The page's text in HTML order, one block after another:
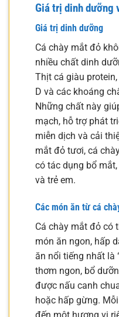
Giá trị dinh dưỡng
Giá trị dinh dưỡng
Cá chày mắt đỏ
nhiều chất dinh
Thịt cá giàu
D và các khoáng
Những chất này
mạch, hỗ trợ phát
miễn dịch và cải
mắt đỏ tươi, cá
có tác dụng bổ
và trẻ em.
Các món ăn từ cá
Cá chày mắt đỏ có
món ăn ngon, hấp
ăn nổi tiếng nhất là
thơm ngon, bổ
được nấu canh
hoặc hấp gừng.